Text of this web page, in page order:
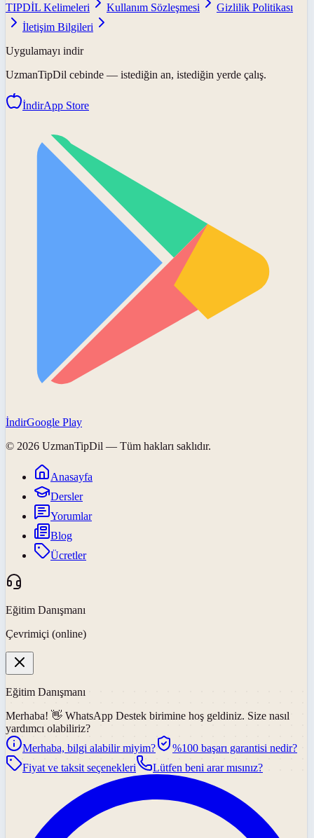
TIPDİL Kelimeleri
Kullanım Sözleşmesi
Gizlilik Politikası
İletişim Bilgileri
Uygulamayı indir
UzmanTipDil cebinde — istediğin an, istediğin yerde çalış.
İndirApp Store
İndirGoogle Play
© 2026 UzmanTipDil — Tüm hakları saklıdır.
Anasayfa
Dersler
Yorumlar
Blog
Ücretler
Eğitim Danışmanı
Çevrimiçi (online)
Eğitim Danışmanı
Merhaba! 👋 WhatsApp Destek birimine hoş geldiniz. Size nasıl
yardımcı olabiliriz?
Merhaba, bilgi alabilir miyim?
%100 başarı garantisi nedir?
Fiyat ve taksit seçenekleri
Lütfen beni arar mısınız?